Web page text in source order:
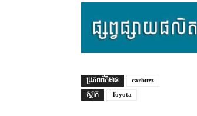
ប្រភព​ព័ត៌មាន
carbuzz
ស្លាក
Toyota